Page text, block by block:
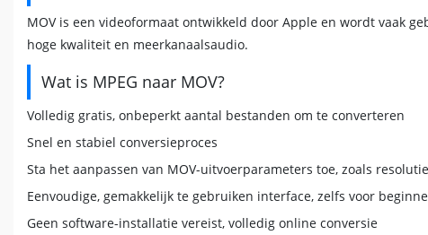
MOV is een videoformaat ontwikkeld door Apple en wordt vaak
hoge kwaliteit en meerkanaalsaudio.
Wat is MPEG naar MOV?
Volledig gratis, onbeperkt aantal bestanden om te converteren
Snel en stabiel conversieproces
Sta het aanpassen van MOV-uitvoerparameters toe, zoals
Eenvoudige, gemakkelijk te gebruiken interface, zelfs voor
Geen software-installatie vereist, volledig online conversie